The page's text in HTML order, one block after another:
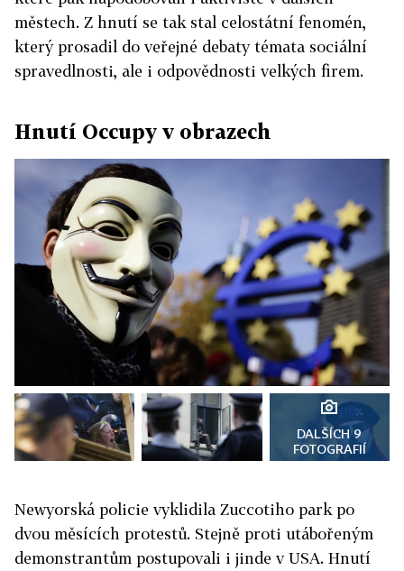
městech. Z hnutí se tak stal celostátní fenomén,
který prosadil do veřejné debaty témata sociální
spravedlnosti, ale i odpovědnosti velkých firem.
Hnutí Occupy v obrazech
DALŠÍCH 9
FOTOGRAFIÍ
Newyorská policie vyklidila Zuccotiho park po
dvou měsících protestů. Stejně proti utábořeným
demonstrantům postupovali i jinde v USA. Hnutí